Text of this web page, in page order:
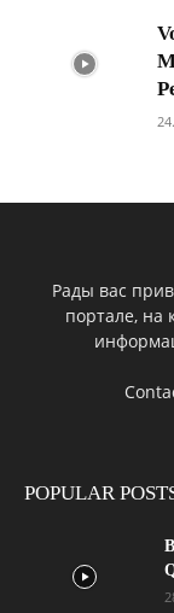
Рады вас
портале, на
POPULAR